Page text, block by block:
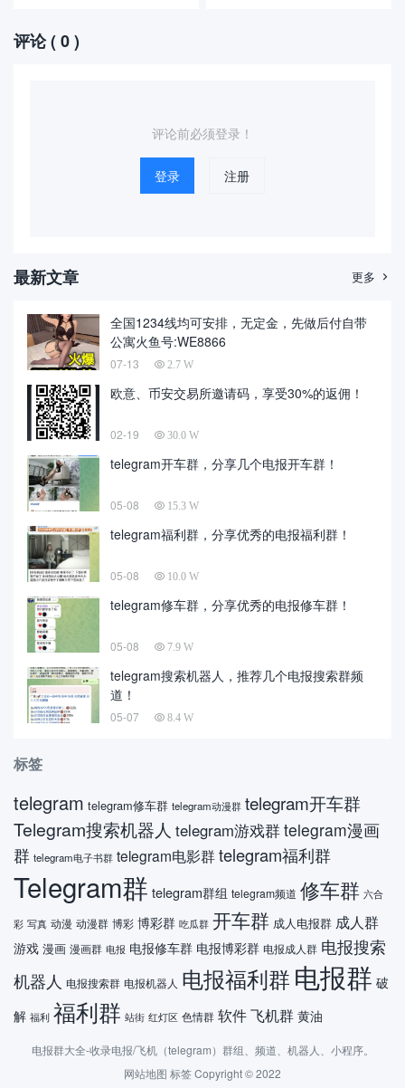
的时间不长，算是一个比较新
的电影群，虽然是新群，但是
评论( 0 )
评论前必须登录！
登录 注册
最新文章 更多 
全国1234线均可安排，无定金，先做后付自带
公寓火鱼号:WE8866
07-13 2.7 W
欧意、币安交易所邀请码，享受30%的返佣！
02-19 30.0 W
telegram开车群，分享几个电报开车群！
05-08 15.3 W
telegram福利群，分享优秀的电报福利群！
05-08 10.0 W
telegram修车群，分享优秀的电报修车群！
05-08 7.9 W
telegram搜索机器人，推荐几个电报搜索群频
道！
05-07 8.4 W
标签
telegram telegram修车群 telegram动漫群 telegram开车群
Telegram搜索机器人 telegram游戏群telegram漫画
群 telegram电子书群 telegram电影群telegram福利群
Telegram群 telegram群组 telegram频道 修车群 六合
彩 写真 动漫 动漫群 博彩 博彩群 吃瓜群 开车群 成人电报群 成人群
游戏 漫画 漫画群 电报 电报修车群 电报博彩群 电报成人群 电报搜索
机器人 电报搜索群 电报机器人 电报福利群 电报群 破
解 福利 福利群 站街 红灯区 色情群 软件飞机群 黄油
电报群大全-收录电报/飞机（telegram）群组、频道、机器人、小程序。
网站地图 标签Copyright © 2022